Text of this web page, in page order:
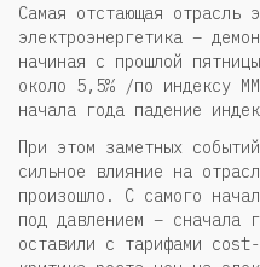
Самая отстающая отрасль
электроэнергетика –
начиная с прошлой
около 5,5% /по индексу
начала года падение
При этом заметных
сильное влияние на
произошло. С самого
под давлением – сначала
оставили с тарифами